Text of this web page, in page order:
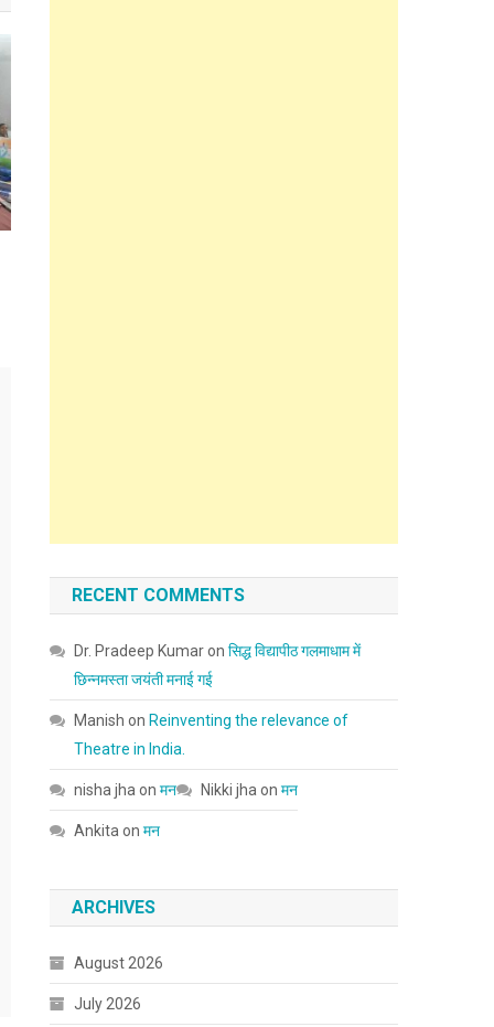
RECENT COMMENTS
Dr. Pradeep Kumaronसिद्ध विद्यापीठ गलमाधाम में
छिन्नमस्ता जयंती मनाई गई
Manish on Reinventing the relevance of
Theatre in India.
nisha jha onमन Nikki jha onमन
Ankita onमन
ARCHIVES
August 2026
July 2026